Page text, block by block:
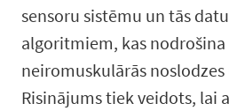
sensoru sistēmu un tās
algoritmiem, kas
neiromuskulārās
Risinājums tiek veidots, lai